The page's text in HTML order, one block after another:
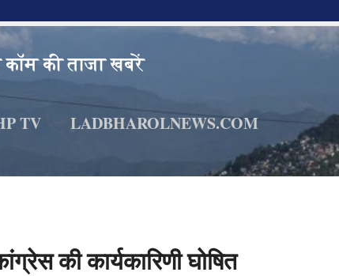
Skip to main content
की ताजा खबरें
TV LADBHAROLNEWS.COM
की कार्यकारिणी घोषित